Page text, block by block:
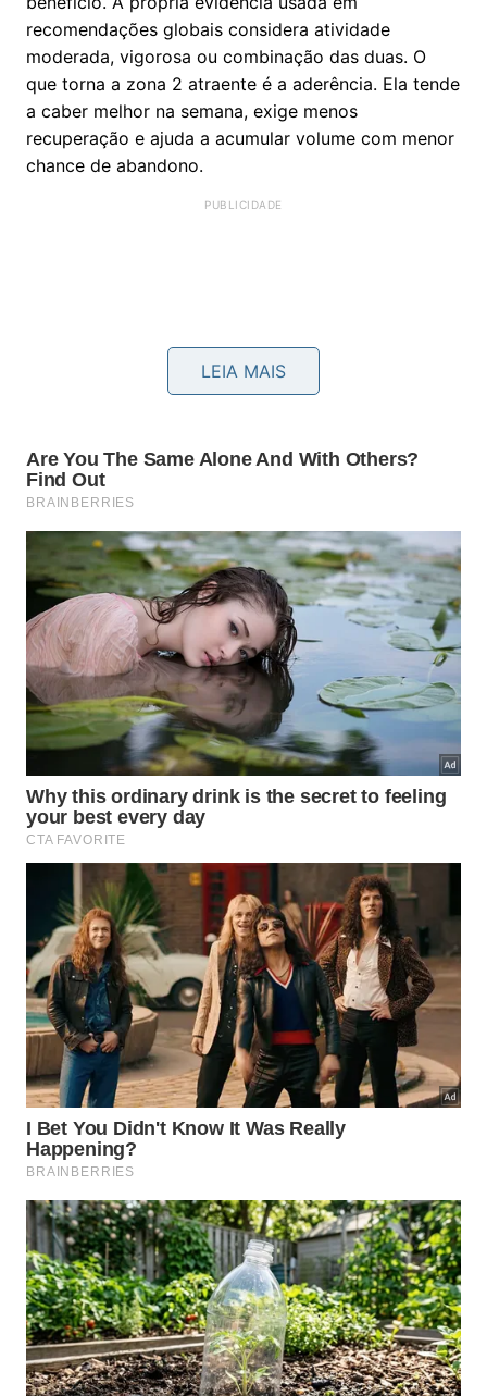
recomendações globais considera atividade
moderada, vigorosa ou combinação das duas. O
que torna a zona 2 atraente é a aderência. Ela tende
a caber melhor na semana, exige menos
recuperação e ajuda a acumular volume com menor
chance de abandono.
melhor aderência. - Imagem gerada por IA
Como transformar 150 minutos em
uma rotina possível?
Os 150 minutos semanais parecem muito no papel,
mas ficam mais acessíveis quando entram na
agenda como blocos fixos. Para quem quer usar a
fala de Andrew Huberman como referência prática,
alguns formatos funcionam bem:
30 minutos por dia, em 5 dias da semana
50 minutos, em 3 sessões semanais
40 minutos em dias alternados, com uma sessão
extra curta no fim de semana
Caminhada inclinada, bicicleta ergométrica ou
corrida leve, mantendo ritmo estável
Também vale observar sinais simples durante os
exercícios cardiovasculares. Se a pessoa termina
sempre exausta, provavelmente passou da
intensidade proposta. Se o esforço é tão leve que
não há elevação clara da frequência cardíaca, o
LEIA MAIS